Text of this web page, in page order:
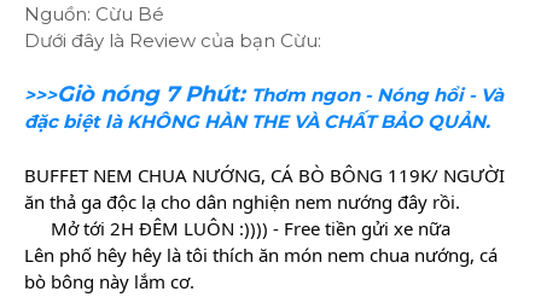
Nguồn: Cừu Bé
Dưới đây là Review của bạn Cừu:
>>>Giò nóng 7 Phút: Thơm ngon - Nóng hổi - Và
đặc biệt là KHÔNG HÀN THE VÀ CHẤT BẢO QUẢN.
BUFFET NEM CHUA NƯỚNG, CÁ BÒ BÔNG 119K/ NGƯỜI
ăn thả ga độc lạ cho dân nghiện nem nướng đây rồi.
Mở tới 2H ĐÊM LUÔN :)))) - Free tiền gửi xe nữa
Lên phố hêy hêy là tôi thích ăn món nem chua nướng, cá
bò bông này lắm cơ.